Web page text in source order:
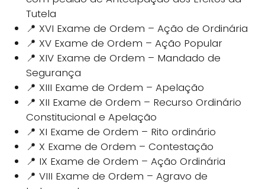
Tutela
📍 XVI Exame de Ordem – Ação de Ordinária
📍 XV Exame de Ordem – Ação Popular
📍 XIV Exame de Ordem – Mandado de
Segurança
📍 XIII Exame de Ordem – Apelação
📍 XII Exame de Ordem – Recurso Ordinário
Constitucional e Apelação
📍 XI Exame de Ordem – Rito ordinário
📍 X Exame de Ordem – Contestação
📍 IX Exame de Ordem – Ação Ordinária
📍 VIII Exame de Ordem – Agravo de